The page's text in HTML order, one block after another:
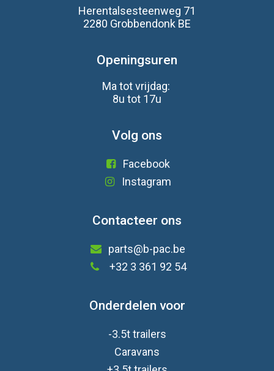
Herentalsesteenweg 71
2280 Grobbendonk BE
Openingsuren
Ma tot vrijdag:
8u tot 17u
Volg ons
Facebook
Instagram
Contacteer ons
parts@b-pac.be
+32 3 361 92 54
Onderdelen voor
-3.5t trailers
Caravans